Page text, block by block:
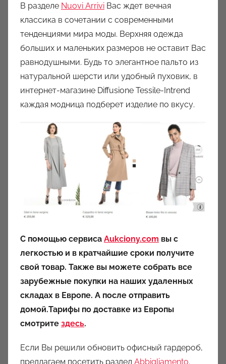
В разделе Nuovi Arrivi Вас ждет вечная
классика в сочетании с современными
тенденциями мира моды. Верхняя одежда
больших и маленьких размеров не оставит Вас
равнодушными. Будь то элегантное пальто из
натуральной шерсти или удобный пуховик, в
интернет-магазине Diffusione Tessile-Intrend
каждая модница подберет изделие по вкусу.
С помощью сервиса Aukciony.com вы с
легкостью и в кратчайшие сроки получите
свой товар. Также вы можете собрать все
зарубежные покупки на наших удаленных
складах в Европе. А после отправить
домой.Тарифы по доставке из Европы
смотрите здесь.
Если Вы решили обновить офисный гардероб,
предлагаем посетить раздел Abbigliamento.